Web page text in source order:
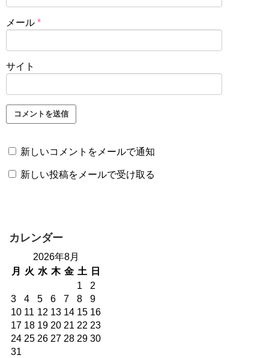
メール *
サイト
新しいコメントをメールで通知
新しい投稿をメールで受け取る
カレンダー
2026年8月
月
火 水 木 金 土 日
1
2
3
4 5 6 7 8
9
10 11 12 13 14 15 16
17 18 19 20 21 22 23
24 25 26 27 28 29 30
31